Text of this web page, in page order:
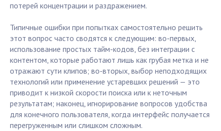
потерей концентрации и раздражением.
Типичные ошибки при попытках самостоятельно решить
этот вопрос часто сводятся к следующим: во-первых,
использование простых тайм-кодов, без интеграции с
контентом, которые работают лишь как грубая метка и не
отражают сути клипов; во-вторых, выбор неподходящих
технологий или применение устаревших решений — это
приводит к низкой скорости поиска или к неточным
результатам; наконец, игнорирование вопросов удобства
для конечного пользователя, когда интерфейс получается
перегруженным или слишком сложным.